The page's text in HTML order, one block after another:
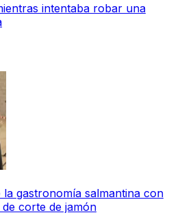
intentaba robar una
gastronomía salmantina con
corte de jamón